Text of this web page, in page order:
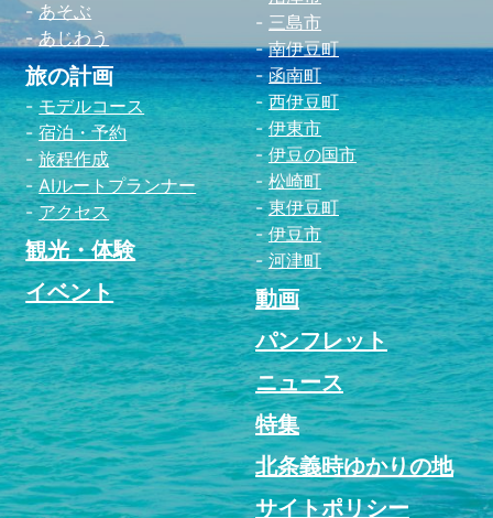
あそぶ
あじわう
旅の計画
モデルコース
宿泊・予約
旅程作成
AIルートプランナー
アクセス
観光・体験
イベント
三島市
南伊豆町
函南町
西伊豆町
伊東市
伊豆の国市
松崎町
東伊豆町
伊豆市
河津町
動画
パンフレット
ニュース
特集
北条義時ゆかりの地
サイトポリシー